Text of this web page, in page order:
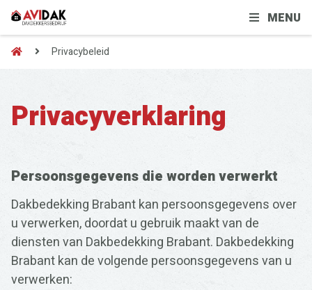
MENU
Privacybeleid
Privacyverklaring
Persoonsgegevens die worden verwerkt
Dakbedekking Brabant kan persoonsgegevens over
u verwerken, doordat u gebruik maakt van de
diensten van Dakbedekking Brabant. Dakbedekking
Brabant kan de volgende persoonsgegevens van u
verwerken: